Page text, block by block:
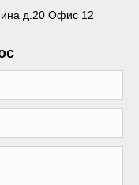
д.20 Офис 12